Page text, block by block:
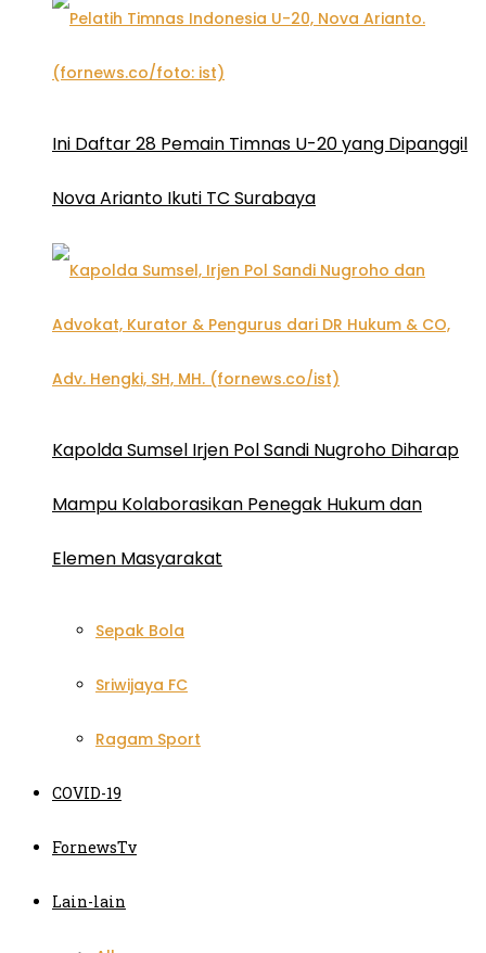
Ini Daftar 28 Pemain Timnas U-20 yang Dipanggil
Nova Arianto Ikuti TC Surabaya
Kapolda Sumsel Irjen Pol Sandi Nugroho Diharap
Mampu Kolaborasikan Penegak Hukum dan
Elemen Masyarakat
Sepak Bola
Sriwijaya FC
Ragam Sport
COVID-19
FornewsTv
Lain-lain